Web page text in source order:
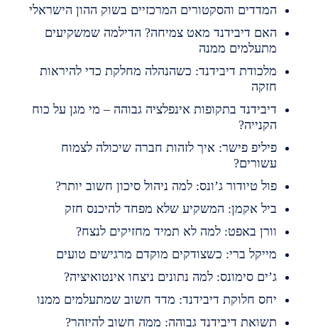
והסקטורים המרכזיים בשוק ההון הישראלי
דיבידנד מאט צמיחה? הדילמה שמשקיעים
ממנה
דיבידנד: כשהנהלה מחלקת כדי להיראות
בתקופות אינפלציה גבוהה – מי מגן על כוח
פישר: איך לזהות חברה שיכולה לצמוח
טיודור ג’ונס: למה ניהול סיכון חשוב יותר?
אקמן: המשקיע שלא מפחד להיכנס חזק
באפט: למה לא תמיד מחזיקים לנצח?
ברי: כשצודקים מוקדם מרגישים טועים
סימונס: למה נתונים ניצחו אינטואיציה?
חלוקת דיבידנד: מדד חשוב שמתעלמים ממנו
דיבידנד גבוהה: ממה חשוב להיזהר?